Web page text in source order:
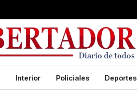
Interior Policiales Deportes